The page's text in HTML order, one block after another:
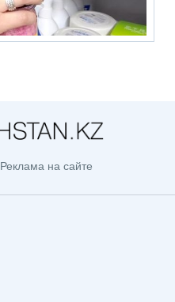
Реклама на сайте